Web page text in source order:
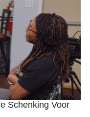
Schenking Voor